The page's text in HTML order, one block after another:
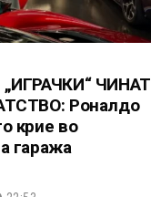
ЧИНАТ
Роналдо
крие во
гаража